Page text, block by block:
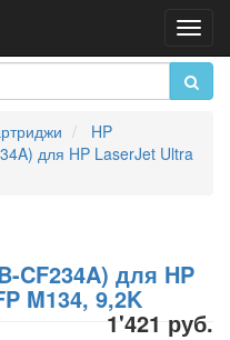
HP
для HP LaserJet Ultra
CF234A) для HP
M134, 9,2K
1'421 руб.